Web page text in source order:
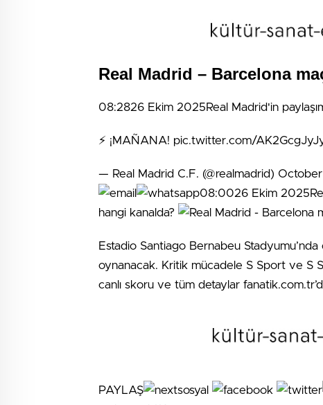
Real Madrid – Barcelona
08:2826 Ekim 2025Real Madrid'in
⚡ ¡MAÑANA! pic.twitter.com/
— Real Madrid C.F. (@realmadrid)
08:0026 Ekim
hangi kanalda?
Estadio Santiago Bernabeu
oynanacak. Kritik mücadele S Sport ve S
canlı skoru ve tüm detaylar
PAYLAŞ